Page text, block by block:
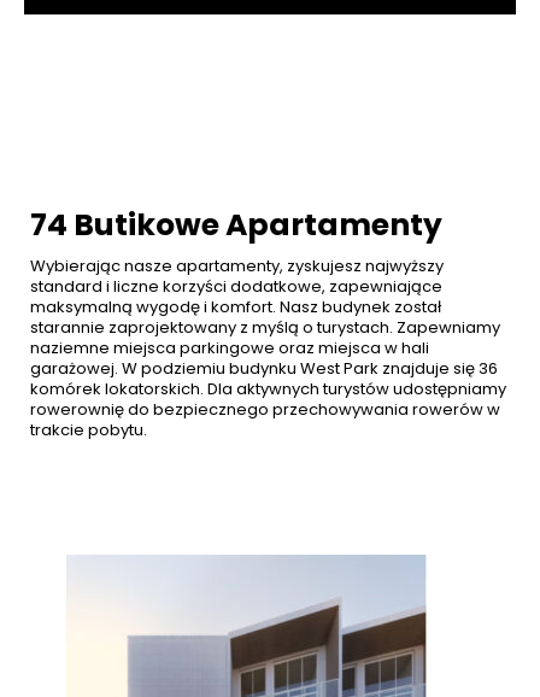
74 Butikowe Apartamenty
Wybierając nasze apartamenty, zyskujesz najwyższy
standard i liczne korzyści dodatkowe, zapewniające
maksymalną wygodę i komfort. Nasz budynek został
starannie zaprojektowany z myślą o turystach. Zapewniamy
naziemne miejsca parkingowe oraz miejsca w hali
garażowej. W podziemiu budynku West Park znajduje się 36
komórek lokatorskich. Dla aktywnych turystów udostępniamy
rowerownię do bezpiecznego przechowywania rowerów w
trakcie pobytu.